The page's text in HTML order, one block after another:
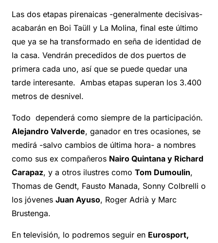
Las dos etapas pirenaicas -generalmente decisivas-
acabarán en Boi Taüll y La Molina, final este último
que ya se ha transformado en seña de identidad de
la casa. Vendrán precedidos de dos puertos de
primera cada uno, así que se puede quedar una
tarde interesante. Ambas etapas superan los 3.400
metros de desnivel.
Todo dependerá como siempre de la participación.
Alejandro Valverde, ganador en tres ocasiones, se
medirá -salvo cambios de última hora- a nombres
como sus ex compañeros Nairo Quintana y Richard
Carapaz, y a otros ilustres como Tom Dumoulin,
Thomas de Gendt, Fausto Manada, Sonny Colbrelli o
los jóvenes Juan Ayuso, Roger Adrià y Marc
Brustenga.
En televisión, lo podremos seguir en Eurosport,